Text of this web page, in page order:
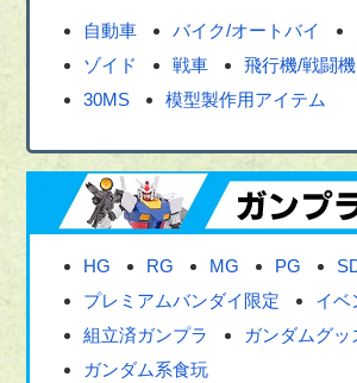
自動車 バイク/オートバイ
ゾイド
戦車 飛行機/戦闘機
30MS
模型製作用アイテム
HG RG MG PG
プレミアムバンダイ限定
イベ
組立済ガンプラ
ガンダムグッ
ガンダム系食玩